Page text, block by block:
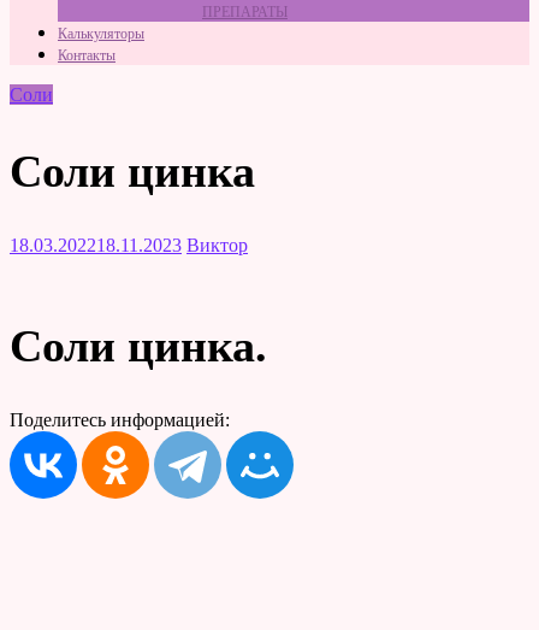
ПРЕПАРАТЫ
Калькуляторы
Контакты
Соли
Соли цинка
18.03.202218.11.2023 Виктор
Соли цинка.
Поделитесь информацией: